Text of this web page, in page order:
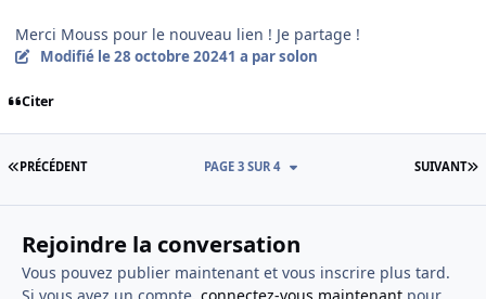
Merci Mouss pour le nouveau lien ! Je partage !
Modifié le 28 octobre 20241 a par solon
Citer
PREMIÈRE PAGE
PRÉCÉDENT SUIVANT
PAGE 3 SUR 4
Rejoindre la conversation
Vous pouvez publier maintenant et vous inscrire plus tard.